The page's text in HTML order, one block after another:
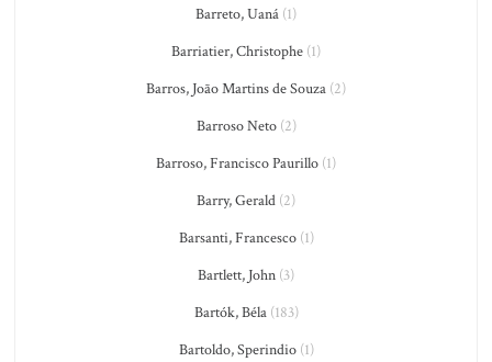
Barreto, Uaná (1)
Barriatier, Christophe (1)
Barros, João Martins de Souza (2)
Barroso Neto(2)
Barroso, Francisco Paurillo (1)
Barry, Gerald (2)
Barsanti, Francesco(1)
Bartlett, John (3)
Bartók, Béla(183)
Bartoldo, Sperindio(1)